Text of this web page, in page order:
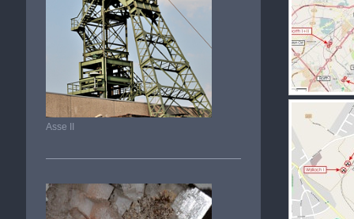
Asse II